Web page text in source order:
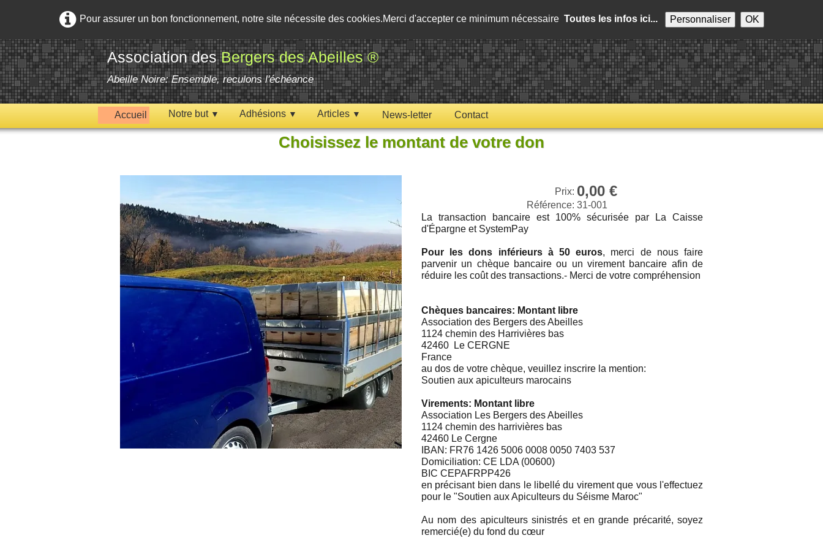
Pour assurer un bon fonctionnement, notre site nécessite des cookies.Merci d'accepter ce minimum nécessaire Toutes les infos ici... Personnaliser OK
Association desBergers des Abeilles ®
Abeille Noire: Ensemble, reculons l'échéance
Accueil Notre but ▼ Adhésions ▼ Articles ▼ News-letter Contact
Choisissez le montant de votre don
Prix: 0,00 €
Référence: 31-001
La transaction bancaire est 100% sécurisée par La Caisse
d'Épargne et SystemPay
Pour les dons inférieurs à 50 euros, merci de nous faire
parvenir un chèque bancaire ou un virement bancaire afin de
réduire les coût des transactions.- Merci de votre compréhension
Chèques bancaires: Montant libre
Association des Bergers des Abeilles
1124 chemin des Harrivières bas
42460 Le CERGNE
France
au dos de votre chèque, veuillez inscrire la mention:
Soutien aux apiculteurs marocains
Virements: Montant libre
Association Les Bergers des Abeilles
1124 chemin des harrivières bas
42460 Le Cergne
IBAN: FR76 1426 5006 0008 0050 7403 537
Domiciliation: CE LDA (00600)
BIC CEPAFRPP426
en précisant bien dans le libellé du virement que vous l'effectuez
pour le "Soutien aux Apiculteurs du Séisme Maroc"
Au nom des apiculteurs sinistrés et en grande précarité, soyez
remercié(e) du fond du cœur